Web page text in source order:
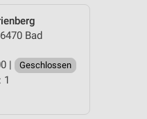
Bad
|
Geschlossen
1